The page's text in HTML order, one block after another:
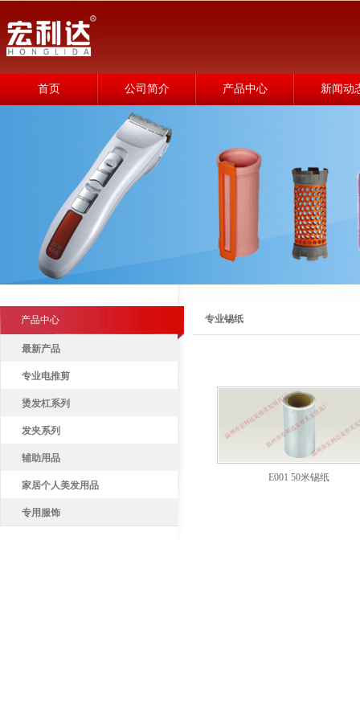
首页 公司简介 产品中心 新闻动
产品中心
最新产品
专业电推剪
烫发杠系列
发夹系列
辅助用品
家居个人美发用品
专用服饰
专业锡纸
E001 50米锡纸